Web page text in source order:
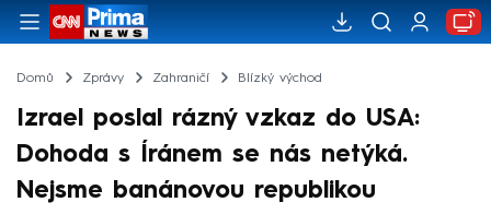
Domů Zprávy Zahraničí Blízký východ
Izrael poslal rázný vzkaz do USA:
Dohoda s Íránem se nás netýká.
Nejsme banánovou republikou